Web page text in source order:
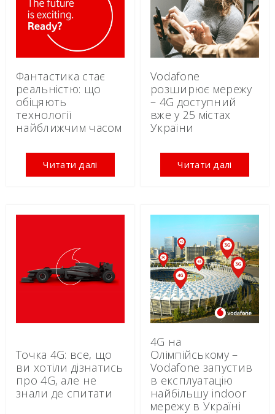
Фантастика стає
реальністю: що
обіцяють
технології
найближчим часом
Читати далі
Vodafone
розширює мережу
– 4G доступний
вже у 25 містах
України
Читати далі
Точка 4G: все, що
ви хотіли дізнатись
про 4G, але не
знали де спитати
4G на
Олімпійському –
Vodafone запустив
в експлуатацію
найбільшу indoor
мережу в Україні